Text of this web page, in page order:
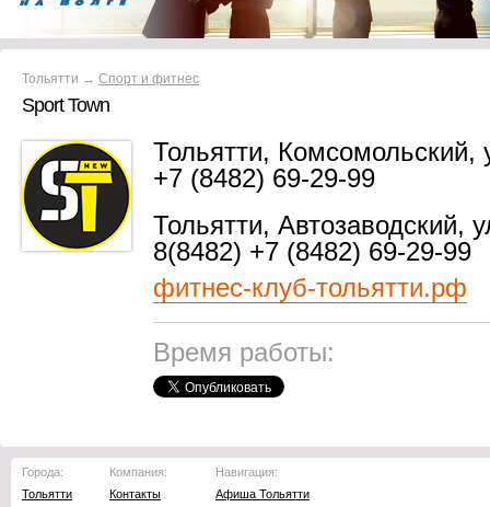
Тольятти → Спорт и фитнес
Sport Town
Тольятти, Комсомольский,
+7 (8482) 69-29-99
Тольятти, Автозаводский,
8(8482) +7 (8482) 69-29-99
фитнес-клуб-тольятти.рф
Время работы:
Города:
Тольятти
Компания:
Контакты
Навигация:
Афиша Тольятти